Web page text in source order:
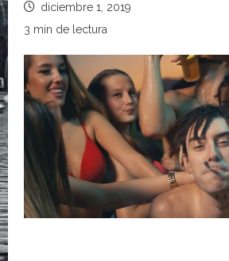
diciembre 1, 2019
3 min de lectura